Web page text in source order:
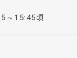
～15:45頃